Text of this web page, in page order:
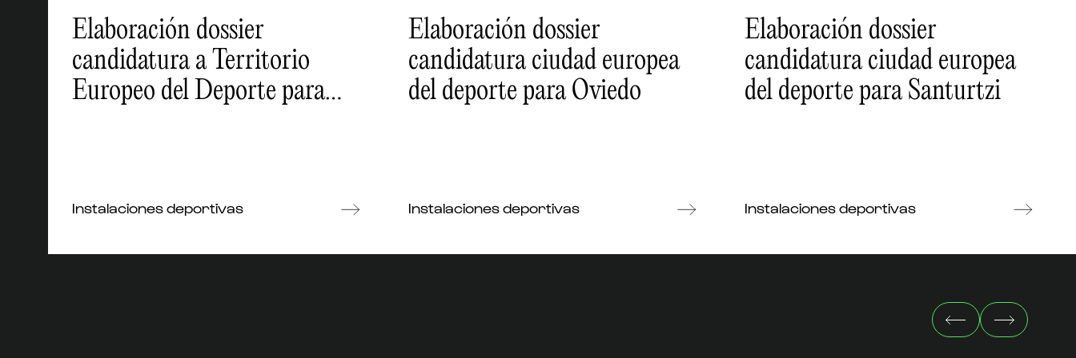
Elaboración dossier
candidatura a Territorio
Europeo del Deporte para
Instalaciones deportivas
Elaboración dossier
candidatura ciudad europea
del deporte para Oviedo
Instalaciones deportivas
Elaboración dossier
candidatura ciudad europea
del deporte para Santurtzi
Instalaciones deportivas